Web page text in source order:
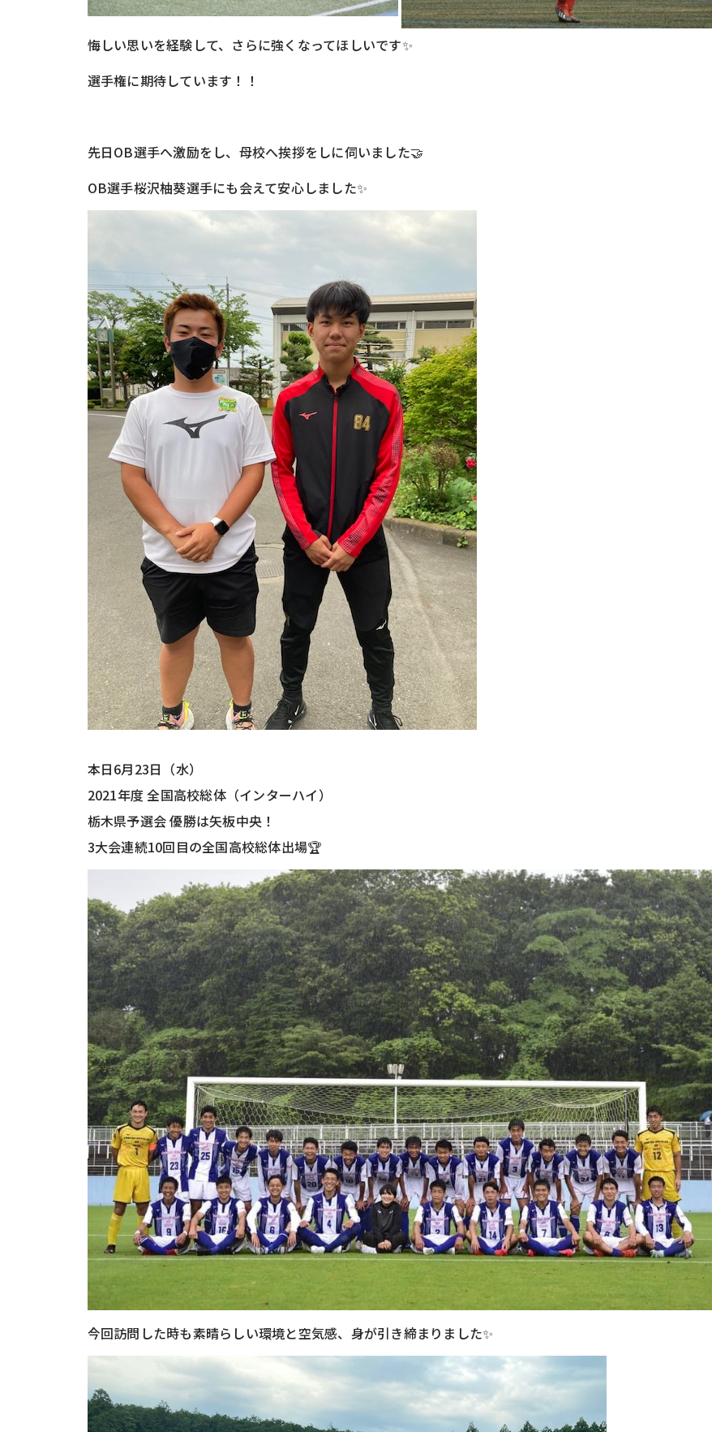
悔しい思いを経験して、さらに強くなってほしいです✨
選手権に期待しています！！
先日OB選手へ激励をし、母校へ挨拶をしに伺いました🤝
OB選手桜沢柚葵選手にも会えて安心しました✨
本日6月23日（水）
2021年度 全国高校総体（インターハイ）
栃木県予選会 優勝は矢板中央！
3大会連続10回目の全国高校総体出場🏆
今回訪問した時も素晴らしい環境と空気感、身が引き締まりました✨